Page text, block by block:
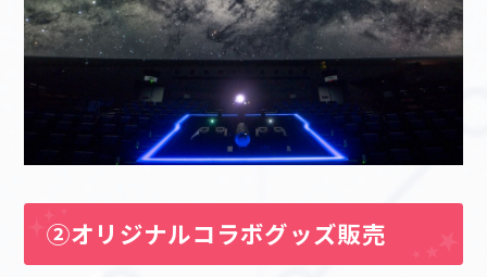
②オリジナルコラボグッズ販売